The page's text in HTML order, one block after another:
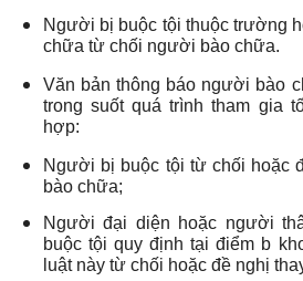
Người bị buộc tội thuộc trường
chữa từ chối người bào chữa.
Văn bản thông báo người bào
trong suốt quá trình tham gia
hợp:
Người bị buộc tội từ chối hoặc
bào chữa;
Người đại diện hoặc người
buộc tội quy định tại điểm b
luật này từ chối hoặc đề nghị